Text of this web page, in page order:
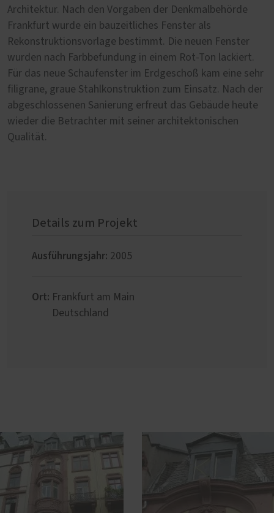
Architektur. Nach den Vorgaben der Denkmalbehörde
Frankfurt wurde ein bauzeitliches Fenster als
Rekonstruktionsvorlage bestimmt. Die neuen Fenster
wurden nach Farbbefundung in einem Rot-Ton lackiert.
Für das neue Schaufenster im Erdgeschoß kam eine sehr
filigrane, graue Stahlkonstruktion zum Einsatz. Nach der
abgeschlossenen Sanierung erfreut das Gebäude heute
wieder die Betrachter mit seiner architektonischen
Qualität.
Details zum Projekt
Ausführungsjahr: 2005
Ort: Frankfurt am Main
Deutschland